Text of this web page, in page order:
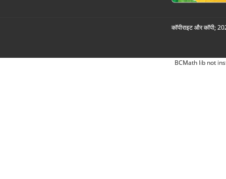
कॉपीराइट और कॉपी;
BCMath lib not